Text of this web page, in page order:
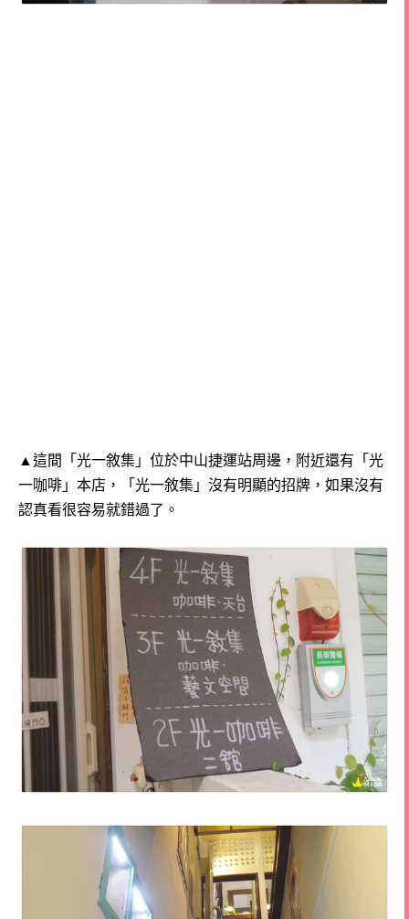
▲這間「光一敘集」位於中山捷運站周邊，附近還有「光
一咖啡」本店，
「光一敘集」沒有明顯的招牌，如果沒有
認真看很容易就錯過了。